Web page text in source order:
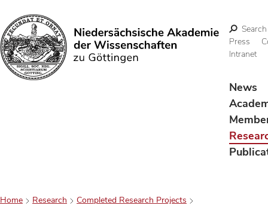
Search
Search
Press
Intranet
News
Home Research
Completed Research Projects